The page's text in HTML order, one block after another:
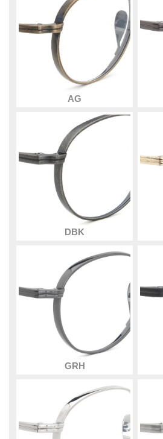
AG
DBK
GRH